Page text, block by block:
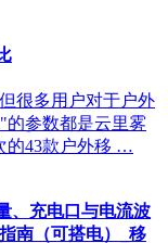
很多用户对于户外
参数都是云里雾
的43款户外移 …
、充电口与电流波
南（可搭电）_移